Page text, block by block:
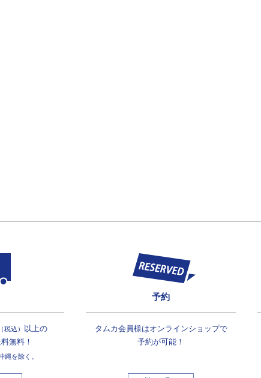
（税込） 以上の
無料！
を除く。
予約
タムカ会員様はオンラインショップで
予約が可能！